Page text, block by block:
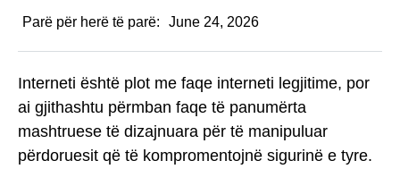
Parë për herë të parë:
June 24, 2026
Interneti është plot me faqe interneti legjitime, por
ai gjithashtu përmban faqe të panumërta
mashtruese të dizajnuara për të manipuluar
përdoruesit që të kompromentojnë sigurinë e tyre.